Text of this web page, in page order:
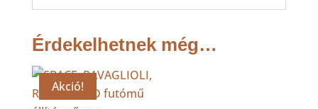
Érdekelhetnek még…
Akció!